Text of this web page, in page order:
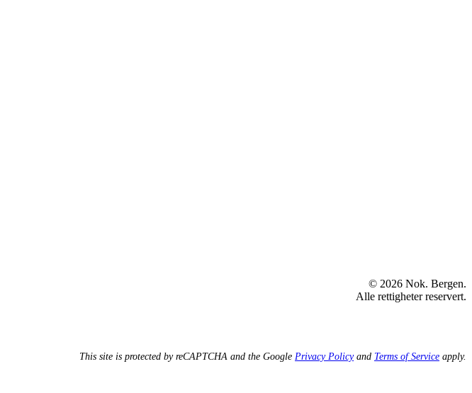
© 2026 Nok. Bergen.
Alle rettigheter reservert.
This site is protected by reCAPTCHA and the Google Privacy Policyand Terms of Service apply.